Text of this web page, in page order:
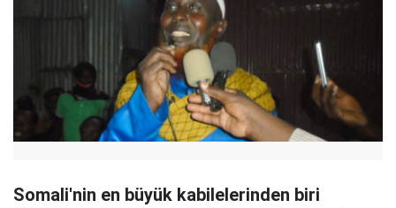
Somali'nin en büyük kabilelerinden biri